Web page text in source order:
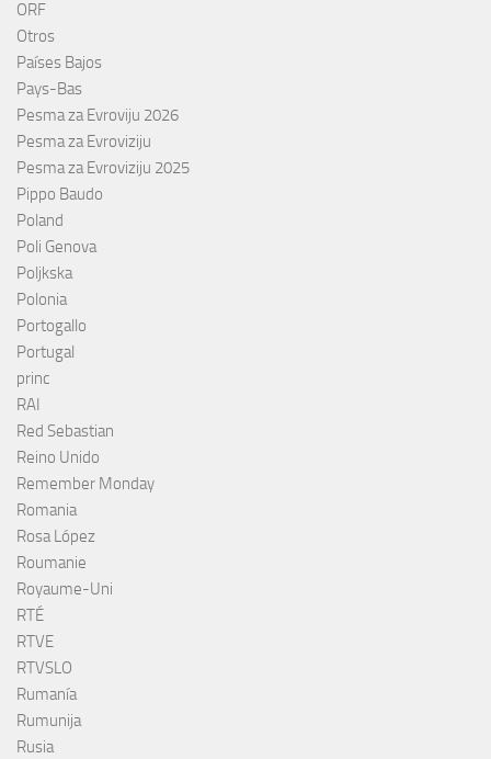
ORF
Otros
Países Bajos
Pays-Bas
Pesma za Evroviju 2026
Pesma za Evroviziju
Pesma za Evroviziju 2025
Pippo Baudo
Poland
Poli Genova
Poljkska
Polonia
Portogallo
Portugal
princ
RAI
Red Sebastian
Reino Unido
Remember Monday
Romania
Rosa López
Roumanie
Royaume-Uni
RTÉ
RTVE
RTVSLO
Rumanía
Rumunija
Rusia